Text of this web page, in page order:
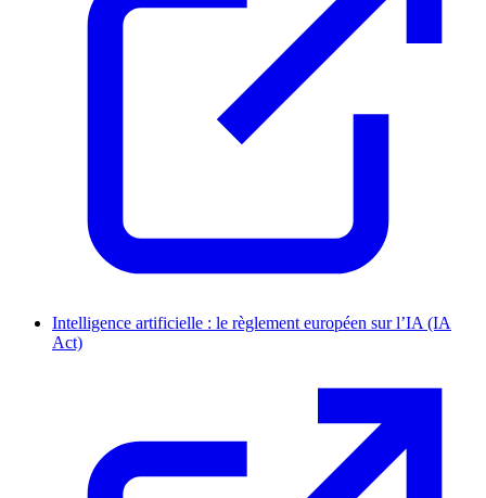
Intelligence artificielle : le règlement européen sur l’IA (IA
Act)